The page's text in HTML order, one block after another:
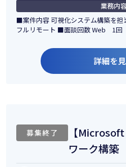
業務内
■案件内容 可視化システム構築を
フルリモート ■面談回数 Web 1回
詳細を
募集終了
【
ワーク構築